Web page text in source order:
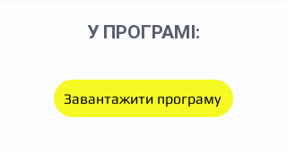
У ПРОГРАМІ:
Завантажити програму